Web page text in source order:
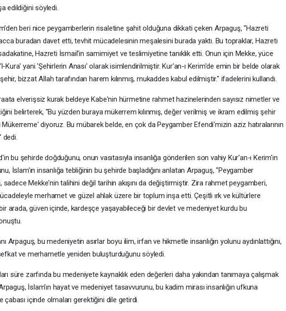
edildiğini söyledi.
beri nice peygamberlerin risaletine şahit olduğuna dikkati çeken Arpaguş, "Hazreti
buradan davet etti, tevhit mücadelesinin meşalesini burada yaktı. Bu topraklar, Hazreti
Hazreti İsmail'in samimiyet ve teslimiyetine tanıklık etti. Onun için Mekke, yüce
Kura' yani 'Şehirlerin Anası' olarak isimlendirilmiştir. Kur'an-ı Kerim'de emin bir belde olarak
bizzat Allah tarafından harem kılınmış, mukaddes kabul edilmiştir." ifadelerini kullandı.
elverişsiz kurak beldeye Kabe'nin hürmetine rahmet hazinelerinden sayısız nimetler ve
belirterek, "Bu yüzden buraya mükerrem kılınmış, değer verilmiş ve ikram edilmiş şehir
diyoruz. Bu mübarek belde, en çok da Peygamber Efendi'mizin aziz hatıralarının
dedi.
bu şehirde doğduğunu, onun vasıtasıyla insanlığa gönderilen son vahiy Kur'an-ı Kerim'in
İslam'ın insanlığa tebliğinin bu şehirde başladığını anlatan Arpaguş, "Peygamber
Mekke'nin talihini değil tarihin akışını da değiştirmiştir. Zira rahmet peygamberi,
merhamet ve güzel ahlak üzere bir toplum inşa etti. Çeşitli ırk ve kültürlere
arada, güven içinde, kardeşçe yaşayabileceği bir devlet ve medeniyet kurdu bu
Arpaguş, bu medeniyetin asırlar boyu ilim, irfan ve hikmetle insanlığın yolunu aydınlattığını,
ve merhametle yeniden buluşturduğunu söyledi.
süre zarfında bu medeniyete kaynaklık eden değerleri daha yakından tanımaya çalışmak
İslam'ın hayat ve medeniyet tasavvurunu, bu kadim mirası insanlığın ufkuna
çabası içinde olmaları gerektiğini dile getirdi.